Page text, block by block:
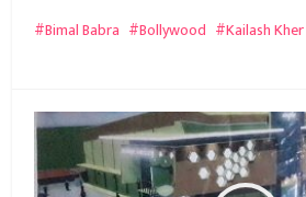
Bimal Babra Bollywood Kailash Kher